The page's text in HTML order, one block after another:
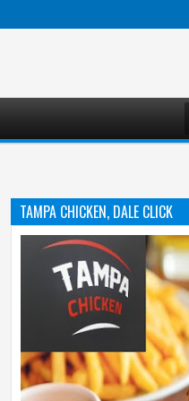
TAMPA CHICKEN, DALE CLICK